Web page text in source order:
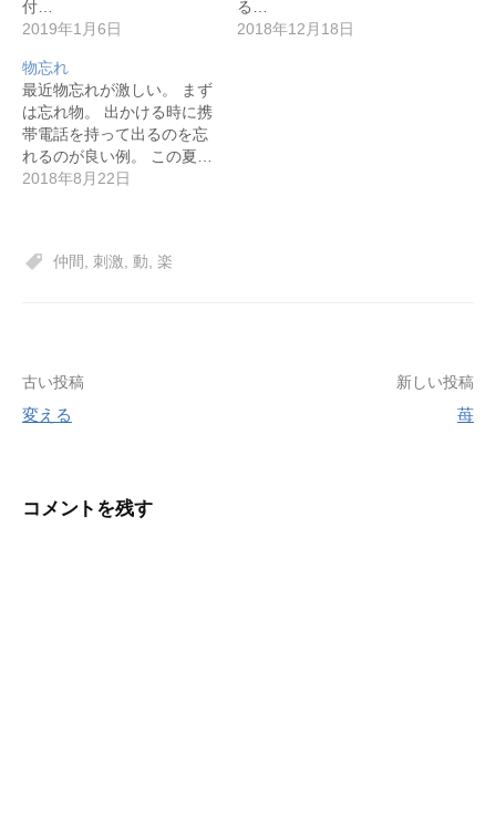
付…
2019年1月6日
る…
2018年12月18日
物忘れ
最近物忘れが激しい。 まず
は忘れ物。 出かける時に携
帯電話を持って出るのを忘
れるのが良い例。 この夏…
2018年8月22日
仲間 刺激 動 楽
投
稿
ビ
古い投稿
変える
新しい投稿
苺
コメントを残す